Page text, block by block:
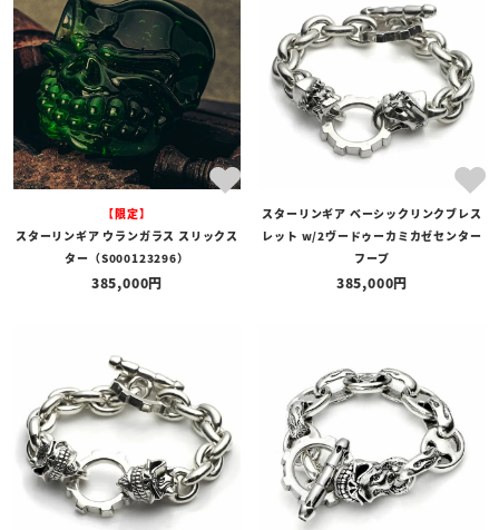
【限定】
スターリンギア ウランガラス スリックス
ター（S000123296）
385,000
スターリンギア ベーシックリンクブレス
レット w/2ヴードゥーカミカゼセンター
フープ
385,000